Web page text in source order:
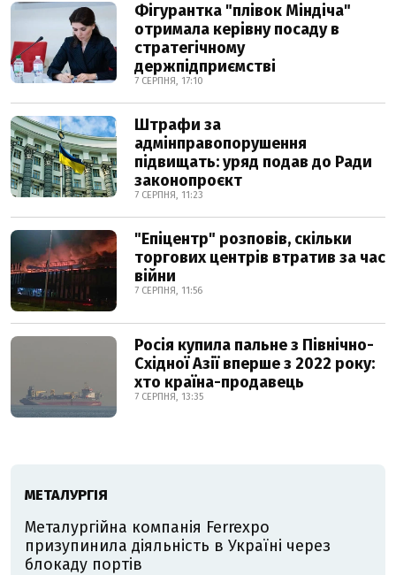
Фігурантка "плівок Міндіча"
отримала керівну посаду в
стратегічному
держпідприємстві
7 СЕРПНЯ, 17:10
Штрафи за
адмінправопорушення
підвищать: уряд подав до Ради
законопроєкт
7 СЕРПНЯ, 11:23
"Епіцентр" розповів, скільки
торгових центрів втратив за час
війни
7 СЕРПНЯ, 11:56
Росія купила пальне з Північно-
Східної Азії вперше з 2022 року:
хто країна-продавець
7 СЕРПНЯ, 13:35
МЕТАЛУРГІЯ
Металургійна компанія Ferrexpo
призупинила діяльність в Україні через
блокаду портів